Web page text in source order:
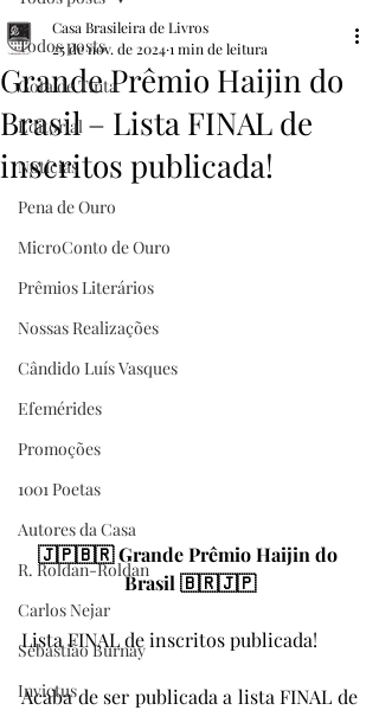
Todos posts
Gota de Tinta
Editorial
Notícias
Pena de Ouro
MicroConto de Ouro
Prêmios Literários
Nossas Realizações
Cândido Luís Vasques
Efemérides
Promoções
1001 Poetas
Autores da Casa
R. Roldan-Roldan
Carlos Nejar
Sebastião Burnay
Invictus
Grande Prêmio Haijin do
Brasil – Lista FINAL de
inscritos publicada!
Casa Brasileira de Livros
25 de nov. de 20241 min de leitura
🇯🇵🇧🇷 Grande Prêmio Haijin do
Brasil 🇧🇷🇯🇵
Lista FINAL de inscritos publicada!
Acaba de ser publicada a lista FINAL de